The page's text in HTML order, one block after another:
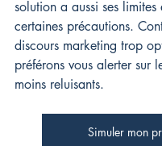
solution a aussi ses limites
certaines précautions.
discours marketing trop
préférons vous alerter sur
moins reluisants.
Simuler mon